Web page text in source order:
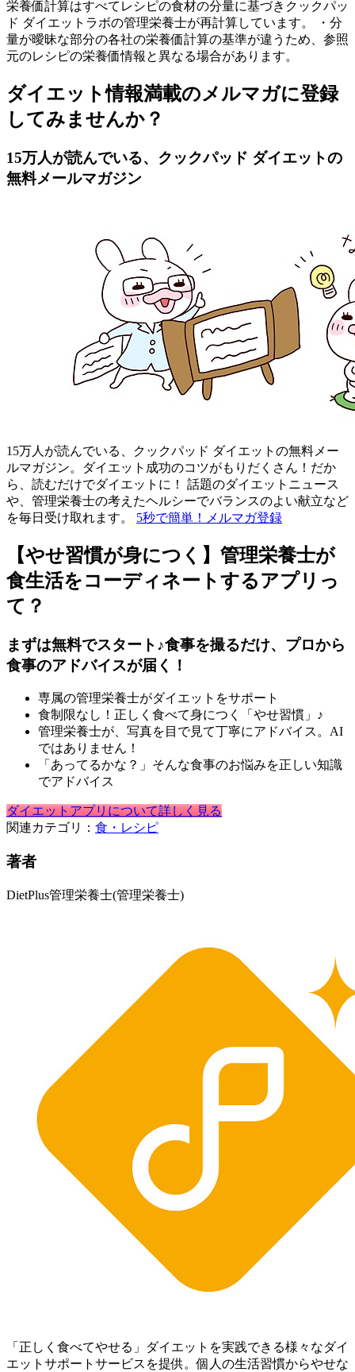
栄養価計算はすべてレシピの食材の分量に基づきクックパッ
ド ダイエットラボの管理栄養士が再計算しています。 ・分
量が曖昧な部分の各社の栄養価計算の基準が違うため、参照
元のレシピの栄養価情報と異なる場合があります。
ダイエット情報満載のメルマガに登録
してみませんか？
15万人が読んでいる、クックパッド ダイエットの
無料メールマガジン
15万人が読んでいる、クックパッド ダイエットの無料メー
ルマガジン。ダイエット成功のコツがもりだくさん！だか
ら、読むだけでダイエットに！ 話題のダイエットニュース
や、管理栄養士の考えたヘルシーでバランスのよい献立など
を毎日受け取れます。 5秒で簡単！メルマガ登録
【やせ習慣が身につく】管理栄養士が
食生活をコーディネートするアプリっ
て？
まずは無料でスタート♪食事を撮るだけ、プロから
食事のアドバイスが届く！
専属の管理栄養士がダイエットをサポート
食制限なし！正しく食べて身につく「やせ習慣」♪
管理栄養士が、写真を目で見て丁寧にアドバイス。AI
ではありません！
「あってるかな？」そんな食事のお悩みを正しい知識
でアドバイス
ダイエットアプリについて詳しく見る
関連カテゴリ： 食・レシピ
著者
DietPlus管理栄養士(管理栄養士)
「正しく食べてやせる」ダイエットを実践できる様々なダイ
エットサポートサービスを提供。個人の生活習慣からやせな